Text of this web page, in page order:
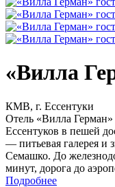
«Вилла
КМВ, г. Ессентуки
Отель «Вилла Герман»
Ессентуков в пешей
— питьевая галерея и
Семашко. До
минут, дорога до
Подробнее